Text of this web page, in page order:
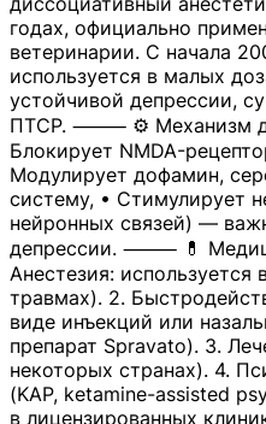
годах, официально
ветеринарии. С начала
используется в малых
устойчивой депрессии,
ПТСР. ⸻ ⚙️ Механизм
Блокирует NMDA-
Модулирует дофамин,
систему, • Стимулирует
нейронных связей) —
депрессии. ⸻ 💊
Анестезия: используется
травмах). 2.
виде инъекций или
препарат Spravato). 3.
некоторых странах). 4.
(KAP, ketamine-assisted
в лицензированных